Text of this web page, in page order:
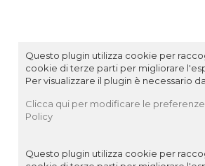
Questo plugin utilizza cookie per
cookie di terze parti per migliorare
Per visualizzare il plugin è necessario
Clicca qui per modificare le
Policy
Questo plugin utilizza cookie per